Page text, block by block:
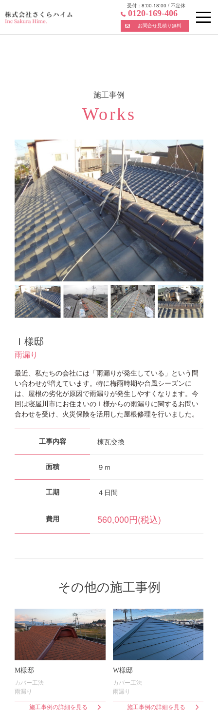
Skip
受付： 8:00-18:00 / 不定休
0120-169-406
お問合せ見積り無料
施工事例
Works
Ｉ様邸
雨漏り
最近、私たちの会社には「雨漏りが発生している」という問
い合わせが増えています。特に梅雨時期や台風シーズンに
は、屋根の劣化が原因で雨漏りが発生しやすくなります。今
回は寝屋川市にお住まいのＩ様からの雨漏りに関するお問い
合わせを受け、火災保険を活用した屋根修理を行いました。
工事内容 棟瓦交換
面積 ９ｍ
工期 ４日間
費用 560,000円(税込)
その他の施工事例
M様邸
カバー工法
雨漏り
施工事例の詳細を見る
W様邸
カバー工法
雨漏り
施工事例の詳細を見る